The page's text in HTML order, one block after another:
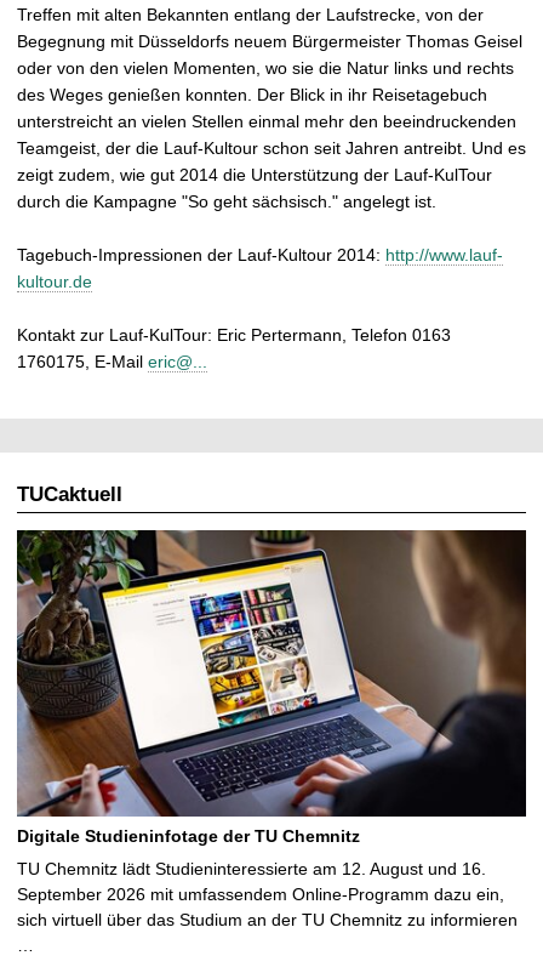
Treffen mit alten Bekannten entlang der Laufstrecke, von der
Begegnung mit Düsseldorfs neuem Bürgermeister Thomas Geisel
oder von den vielen Momenten, wo sie die Natur links und rechts
des Weges genießen konnten. Der Blick in ihr Reisetagebuch
unterstreicht an vielen Stellen einmal mehr den beeindruckenden
Teamgeist, der die Lauf-Kultour schon seit Jahren antreibt. Und es
zeigt zudem, wie gut 2014 die Unterstützung der Lauf-KulTour
durch die Kampagne "So geht sächsisch." angelegt ist.
Tagebuch-Impressionen der Lauf-Kultour 2014: http://www.lauf-
kultour.de
Kontakt zur Lauf-KulTour: Eric Pertermann, Telefon 0163
1760175, E-Mail eric@...
TUCaktuell
Digitale Studieninfotage der TU Chemnitz
TU Chemnitz lädt Studieninteressierte am 12. August und 16.
September 2026 mit umfassendem Online-Programm dazu ein,
sich virtuell über das Studium an der TU Chemnitz zu informieren